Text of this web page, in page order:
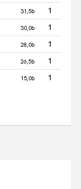
31,5b
1
30,0b
1
28,0b
1
26,5b
1
15,0b 1